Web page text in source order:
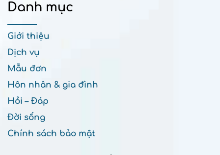
Danh mục
Giới thiệu
Dịch vụ
Mẫu đơn
Hôn nhân & gia đình
Hỏi – Đáp
Đời sống
Chính sách bảo mật